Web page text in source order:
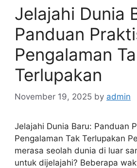
Jelajahi Dunia
Panduan
Pengalaman
Terlupakan
November 19, 2025 by admin
Jelajahi Dunia Baru: Panduan
Pengalaman Tak Terlupakan
merasa seolah dunia di luar
untuk dijelajahi? Beberapa